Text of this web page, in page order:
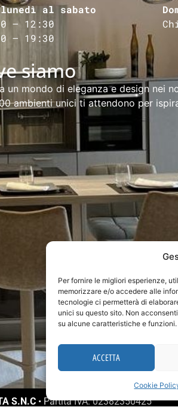
Per fornire le migliori esperienze,
memorizzare e/o accedere alle
tecnologie ci permetterà di
unici su questo sito. Non
su alcune caratteristiche e funzioni.
ACCETTA
Cookie
al sabato
– 12:30
– 19:30
siamo
un mondo di eleganza e design nei
ambienti unici ti attendono per
S.N.C• Partita IVA: 02382350425